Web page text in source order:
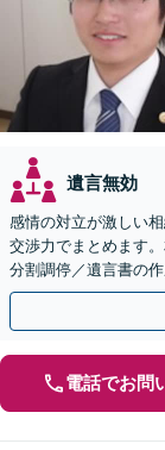
遺言無効
感情の対立が激しい
交渉力でまとめます
分割調停／遺言書の
電話でお問